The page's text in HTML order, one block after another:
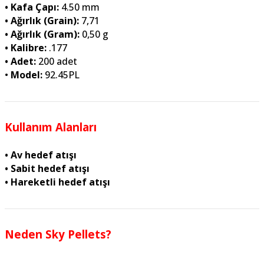
• Kafa Çapı: 4.50 mm
• Ağırlık (Grain): 7,71
• Ağırlık (Gram): 0,50 g
• Kalibre: .177
• Adet: 200 adet
• Model: 92.45PL
Kullanım Alanları
• Av hedef atışı
• Sabit hedef atışı
• Hareketli hedef atışı
Neden Sky Pellets?